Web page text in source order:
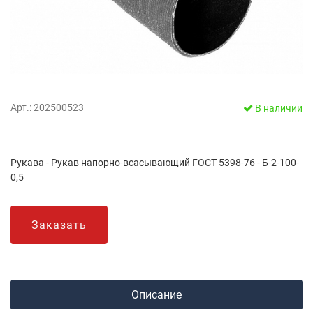
Арт.: 202500523 В наличии
Рукава - Рукав напорно-всасывающий ГОСТ 5398-76 - Б-2-100-
0,5
Заказать
Описание